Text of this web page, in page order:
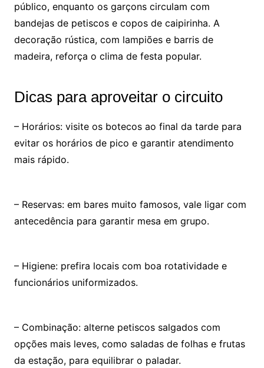
público, enquanto os garçons circulam com
bandejas de petiscos e copos de caipirinha. A
decoração rústica, com lampiões e barris de
madeira, reforça o clima de festa popular.
Dicas para aproveitar o circuito
– Horários: visite os botecos ao final da tarde para
evitar os horários de pico e garantir atendimento
mais rápido.
– Reservas: em bares muito famosos, vale ligar com
antecedência para garantir mesa em grupo.
– Higiene: prefira locais com boa rotatividade e
funcionários uniformizados.
– Combinação: alterne petiscos salgados com
opções mais leves, como saladas de folhas e frutas
da estação, para equilibrar o paladar.